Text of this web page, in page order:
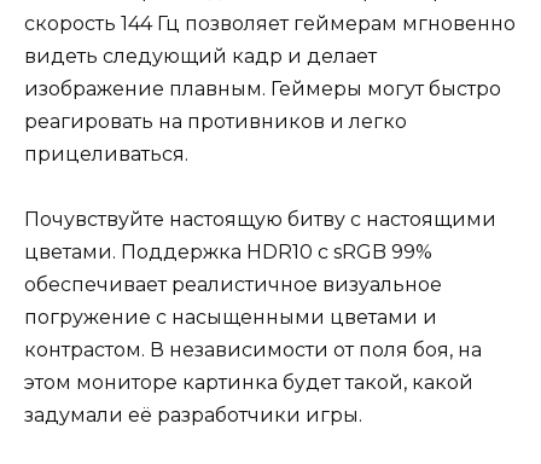
скорость 144 Гц позволяет геймерам мгновенно
видеть следующий кадр и делает
изображение плавным. Геймеры могут быстро
реагировать на противников и легко
прицеливаться.
Почувствуйте настоящую битву с настоящими
цветами. Поддержка HDR10 с sRGB 99%
обеспечивает реалистичное визуальное
погружение с насыщенными цветами и
контрастом. В независимости от поля боя, на
этом мониторе картинка будет такой, какой
задумали её разработчики игры.